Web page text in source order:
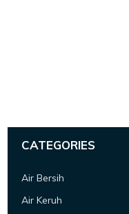
CATEGORIES
Air Bersih
Air Keruh